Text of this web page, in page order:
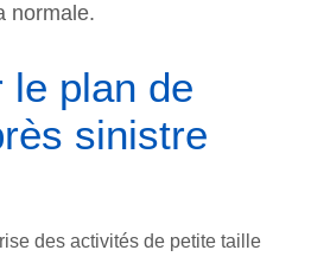
normale.
le plan de
sinistre
des activités de petite taille